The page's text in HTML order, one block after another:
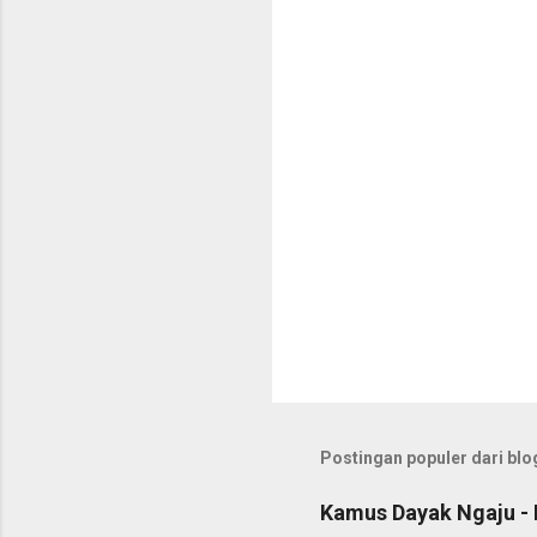
Postingan populer dari
Kamus Dayak Ngaju -